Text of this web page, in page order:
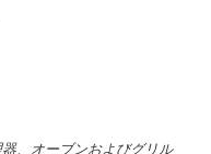
、オーブンおよびグリル